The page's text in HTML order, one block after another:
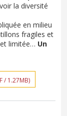
la diversité
en milieu
fragiles et
limitée… Un
/ 1.27MB)